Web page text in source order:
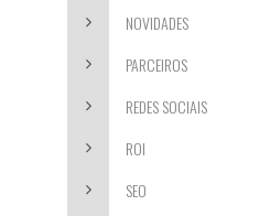
NOVIDADES
PARCEIROS
REDES SOCIAIS
ROI
SEO